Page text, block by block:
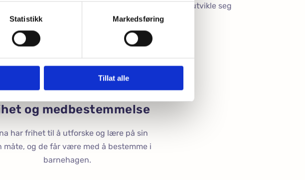
Statistikk Markedsføring
Tillat alle
de trenger for å trives og utvikle seg
og medbestemmelse
har frihet til å utforske og lære på sin
måte, og de får være med å bestemme i
barnehagen.